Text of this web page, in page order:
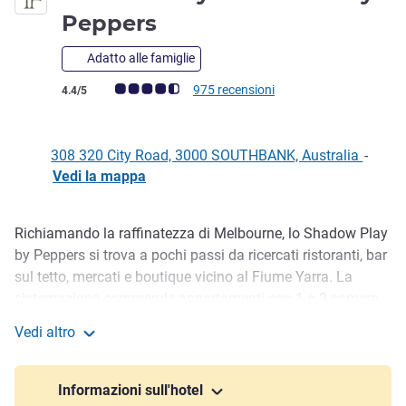
Peppers
Adatto alle famiglie
Giudizio clienti (Valutazione ALL)
4.4/5 975 recensioni
308 320 City Road, 3000 SOUTHBANK, Australia -
Vedi la mappa
Descrizione
Richiamando la raffinatezza di Melbourne, lo Shadow Play
by Peppers si trova a pochi passi da ricercati ristoranti, bar
sul tetto, mercati e boutique vicino al Fiume Yarra. La
piscina riscaldata, bar e cantina Edwin Wine e la comodità
di parcheggio assistito e reception 24 ore su 24.
Trascorrete una serata alla famosa Federation Square o
Vedi altro
Informazioni sull'hotel